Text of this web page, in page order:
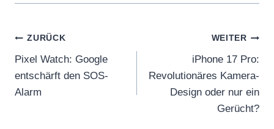
Beitragsnavigation
ZURÜCK
Pixel Watch: Google
entschärft den SOS-
Alarm
WEITER
iPhone 17 Pro:
Revolutionäres Kamera-
Design oder nur ein
Gerücht?